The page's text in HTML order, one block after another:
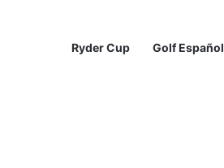
Ryder Cup Golf Español